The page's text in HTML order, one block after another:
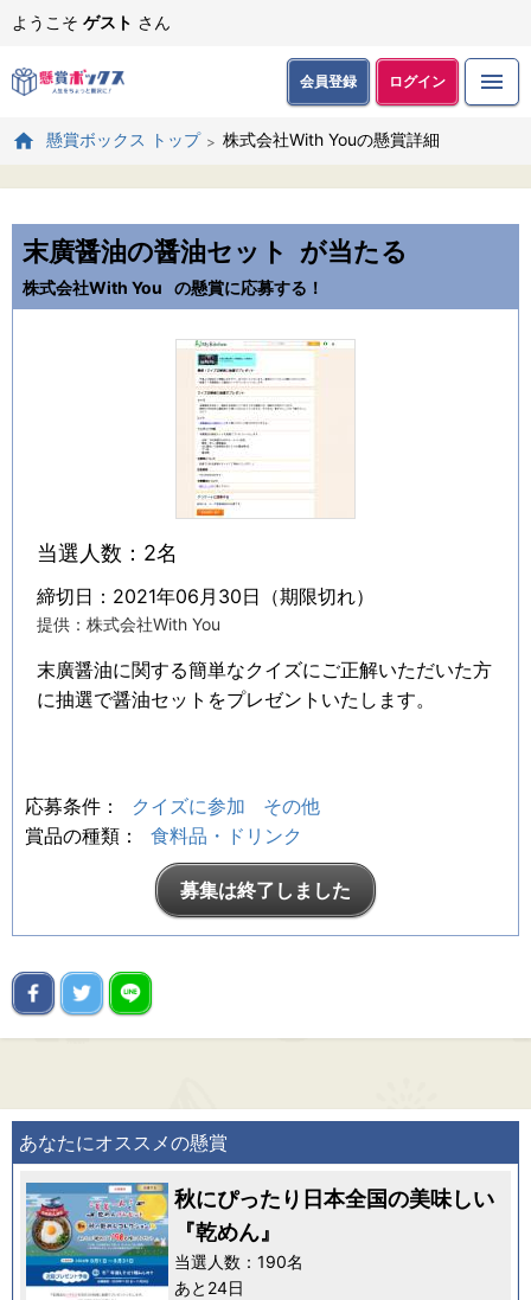
ようこそ ゲスト さん
会員登録 ログイン
懸賞ボックス トップ 株式会社With Youの懸賞詳細
末廣醤油の醤油セット が当たる
株式会社With You の懸賞に応募する！
当選人数：2名
締切日：2021年06月30日（期限切れ）
提供：株式会社With You
末廣醤油に関する簡単なクイズにご正解いただいた方
に抽選で醤油セットをプレゼントいたします。
応募条件： クイズに参加
その他
賞品の種類：
食料品・ドリンク
募集は終了しました
あなたにオススメの懸賞
秋にぴったり日本全国の美味しい
『乾めん』
当選人数：190名
あと24日